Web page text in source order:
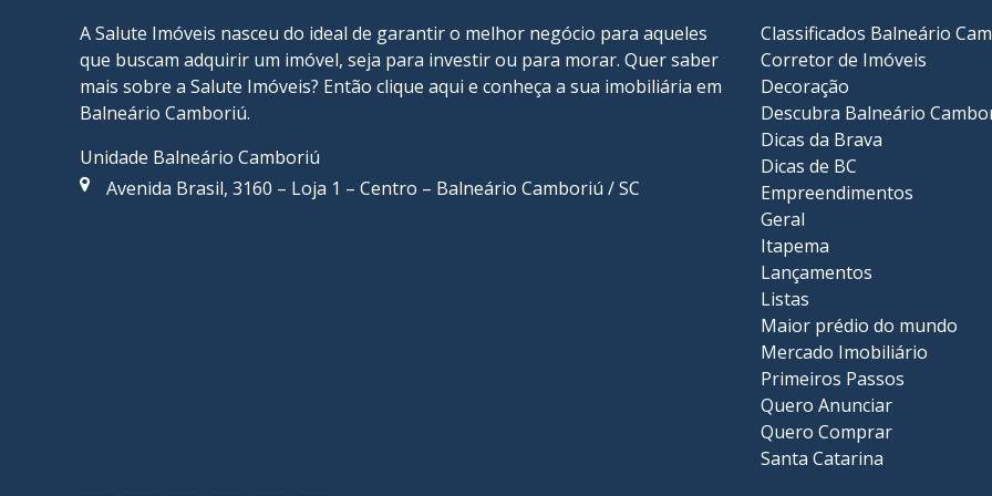
A Salute Imóveis nasceu do ideal de garantir o melhor negócio para aqueles
que buscam adquirir um imóvel, seja para investir ou para morar. Quer saber
mais sobre a Salute Imóveis? Então clique aqui e conheça a sua imobiliária em
Balneário Camboriú.
Unidade Balneário Camboriú
Avenida Brasil, 3160 – Loja 1 – Centro – Balneário Camboriú / SC
Classificados Balneário
Corretor de Imóveis
Decoração
Descubra Balneário
Dicas da Brava
Dicas de BC
Empreendimentos
Geral
Itapema
Lançamentos
Listas
Maior prédio do mundo
Mercado Imobiliário
Primeiros Passos
Quero Anunciar
Quero Comprar
Santa Catarina